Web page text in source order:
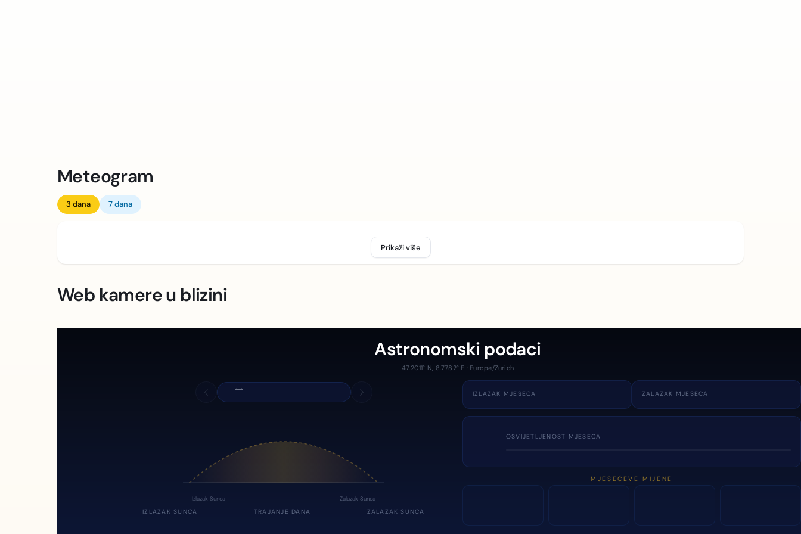
Meteogram
3 dana 7 dana
Prikaži više
Web kamere u blizini
Astronomski podaci
47.2011° N, 8.7782° E · Europe/Zurich
Izlazak Sunca Zalazak Sunca
IZLAZAK SUNCA TRAJANJE DANA ZALAZAK SUNCA
IZLAZAK MJESECA ZALAZAK MJESECA
OSVIJETLJENOST MJESECA
MJESEČEVE MIJENE